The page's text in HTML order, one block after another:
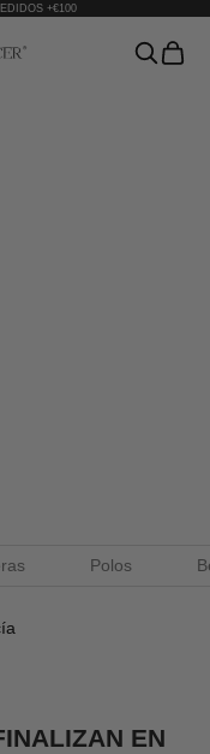
+€100
AbrirAbrir
Polos
EN